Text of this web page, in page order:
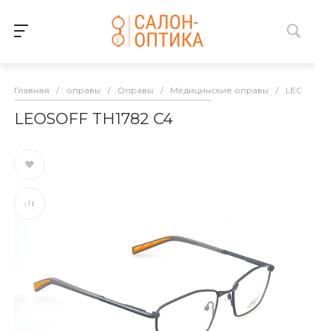
Главная / оправы / Оправы / Медицинские оправы /
LEOSOFF TH1782 C4